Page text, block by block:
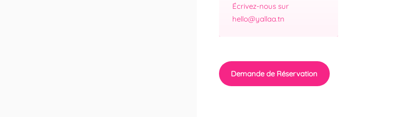
Écrivez-nous sur
hello@yallaa.tn
Demande de Réservation